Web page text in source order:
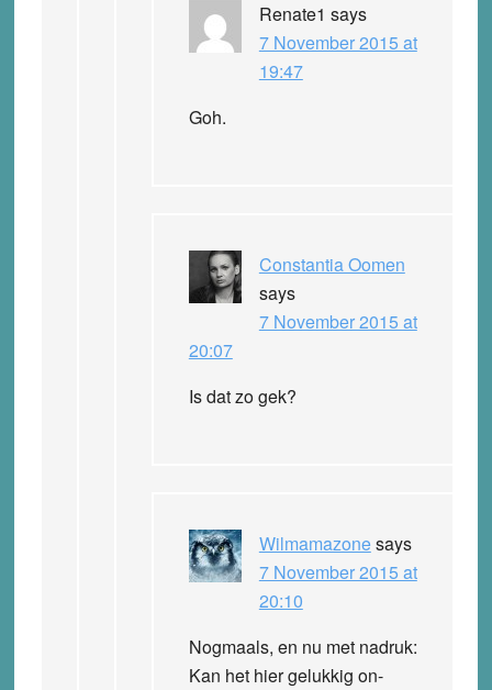
Renate1 says
7 November 2015 at
19:47
Goh.
Constantia Oomen
says
7 November 2015 at
20:07
Is dat zo gek?
Wilmamazonesays
7 November 2015 at
20:10
Nogmaals, en nu met nadruk:
Kan het hier gelukkig on-